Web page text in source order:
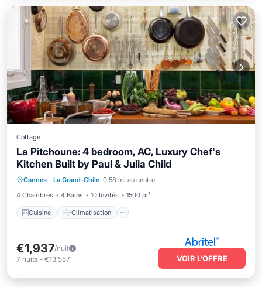
Cottage
La Pitchoune: 4 bedroom, AC, Luxury Chef's
Kitchen Built by Paul & Julia Child
Cannes · La Grand-Chile 0.58 mi au centre
4 Chambres
4 Bains 10 Invités 1500 pi²
Cuisine Climatisation
Cuisine Climatisation
Internet
Adapté aux enfants
€1,937/nuit
7 nuits - €13,557 VOIR L’OFFRE